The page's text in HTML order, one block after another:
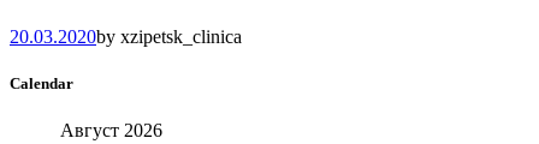
20.03.2020by xzipetsk_clinica
Calendar
Август 2026